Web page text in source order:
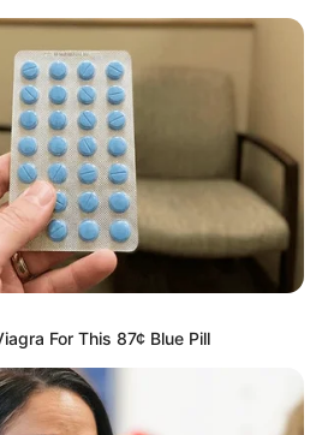
For This 87¢ Blue Pill